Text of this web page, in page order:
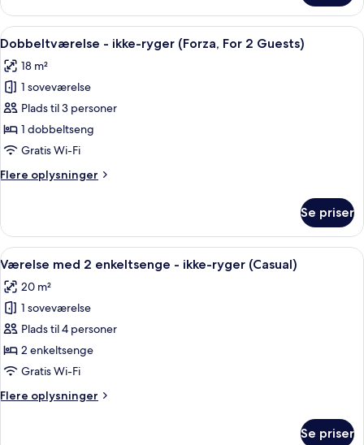
-
ikke-
ryger
Single
Use)
Indlæs
alle
billeder
af
Dobbeltværelse
-
ikke-
(Forza,
Guests)
Et hotelværelse med seng, natbord,
6
Dobbeltværelse - ikke-ryger (Forza, For 2 Guests)
18 m²
1 soveværelse
Plads til 3 personer
1 dobbeltseng
Gratis Wi-Fi
Flere oplysninger
Flere
-
ikke-
ryger
For
2
Guests)
Se priser
Indlæs
alle
billeder
af
Værelse
med
2
-
Et hotelværelse med en stor seng,
4
Værelse med 2 enkeltsenge - ikke-ryger (Casual)
20 m²
1 soveværelse
Plads til 4 personer
2 enkeltsenge
Gratis Wi-Fi
Flere oplysninger
Flere
Se priser